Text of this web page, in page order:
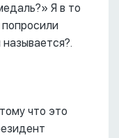
Я в то
что это